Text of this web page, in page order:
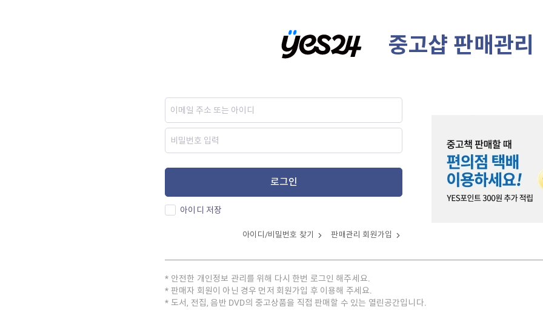
중고샵 판매관리
로그인
아이디 저장
아이디/비밀번호 찾기 판매관리 회원가입
안전한 개인정보 관리를 위해 다시 한번 로그인 해주세요.
판매자 회원이 아닌 경우 먼저 회원가입 후 이용해 주세요.
도서, 전집, 음반 DVD의 중고상품을 직접 판매할 수 있는 열린공간입니다.